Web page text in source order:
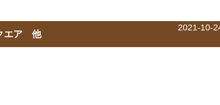
クエア 他
2021-10-